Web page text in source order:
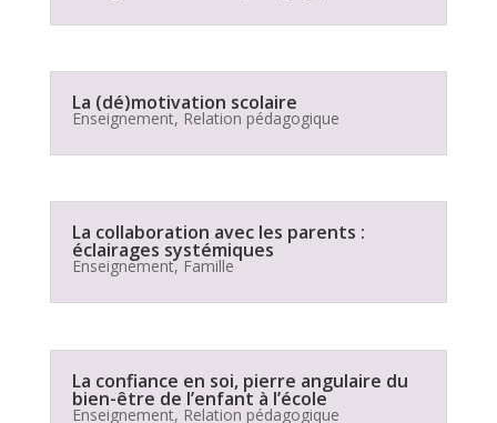
La (dé)motivation scolaire
Enseignement, Relation pédagogique
La collaboration avec les parents :
éclairages systémiques
Enseignement, Famille
La confiance en soi, pierre angulaire du
bien-être de l’enfant à l’école
Enseignement, Relation pédagogique